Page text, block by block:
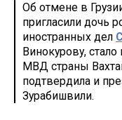
Об отмене в
пригласили дочь
иностранных дел
Винокурову,
МВД страны
подтвердила и
Зурабишвили.